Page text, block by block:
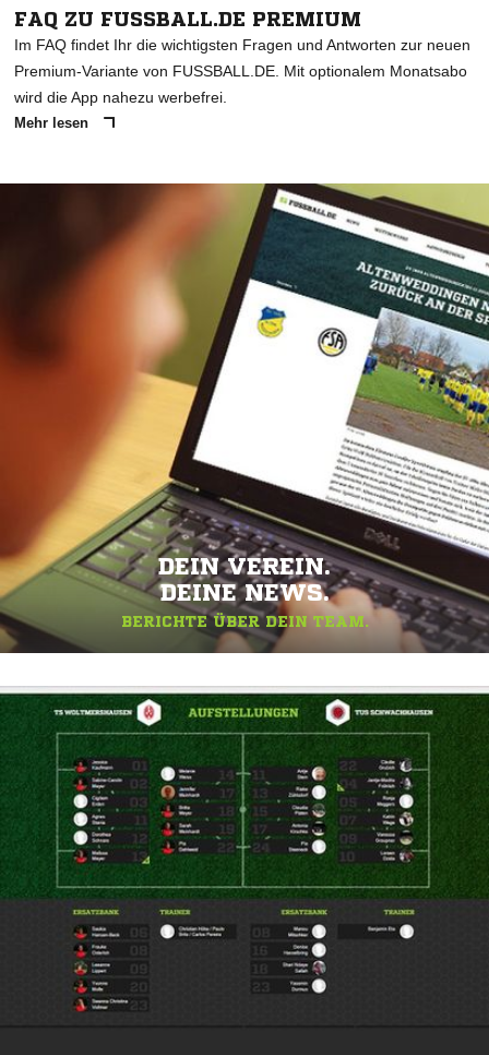
FAQ ZU FUSSBALL.DE PREMIUM
Im FAQ findet Ihr die wichtigsten Fragen und Antworten zur neuen
Premium-Variante von FUSSBALL.DE. Mit optionalem Monatsabo
wird die App nahezu werbefrei.
Mehr lesen
DEIN VEREIN.
DEINE NEWS.
BERICHTE ÜBER DEIN TEAM.